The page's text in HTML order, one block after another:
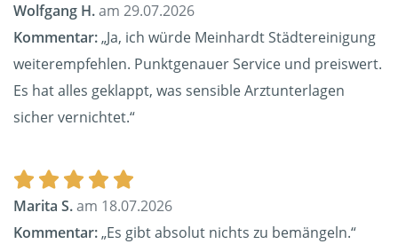
Wolfgang H.am 29.07.2026
Kommentar:„Ja, ich würde Meinhardt Städtereinigung
weiterempfehlen. Punktgenauer Service und preiswert.
Es hat alles geklappt, was sensible Arztunterlagen
sicher vernichtet.“
Marita S.am 18.07.2026
Kommentar:„Es gibt absolut nichts zu bemängeln.“